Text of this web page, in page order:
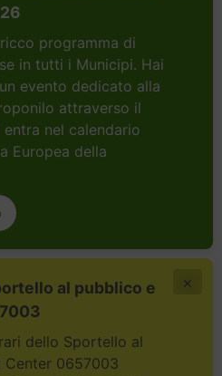
programma di
in tutti i Municipi. Hai
evento dedicato alla
attraverso il
nel calendario
Europea della
al pubblico e
dello Sportello al
0657003
×